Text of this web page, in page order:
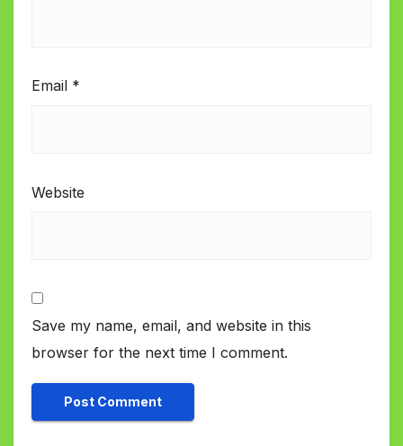
Email *
Website
Save my name, email, and website in this
browser for the next time I comment.